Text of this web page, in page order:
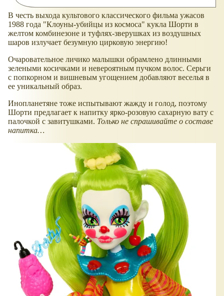
В честь выхода культового классического фильма ужасов
1988 года "Клоуны-убийцы из космоса" кукла Шорти в
желтом комбинезоне и туфлях-зверушках из воздушных
шаров излучает безумную цирковую энергию! ​
Очаровательное личико малышки обрамлено длинными
зелеными косичками и невероятным пучком волос. Серьги
с попкорном и вишневым угощением добавляют веселья в
ее уникальный образ.
​Инопланетяне тоже испытывают жажду и голод, поэтому
Шорти предлагает к напитку ярко-розовую сахарную вату с
палочкой с завитушками. Только не спрашивайте о составе
напитка…